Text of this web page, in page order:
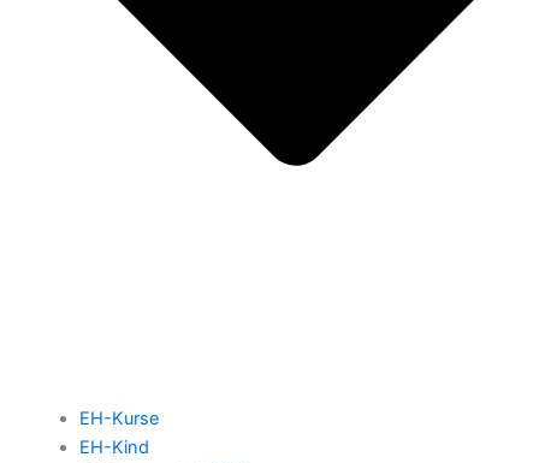
EH-Kurse
EH-Kind